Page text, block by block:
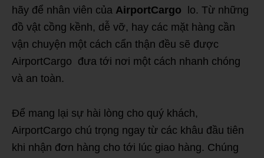
hãy để nhân viên của AirportCargo
lo. Từ những
đồ vật cồng kềnh, dễ vỡ, hay các mặt hàng cần
vận chuyện một cách cẩn thận đều sẽ được
AirportCargo đưa tới nơi một cách nhanh chóng
và an toàn.
Để mang lại sự hài lòng cho quý khách,
AirportCargo chú trọng ngay từ các khâu đầu tiên
khi nhận đơn hàng cho tới lúc giao hàng. Chúng